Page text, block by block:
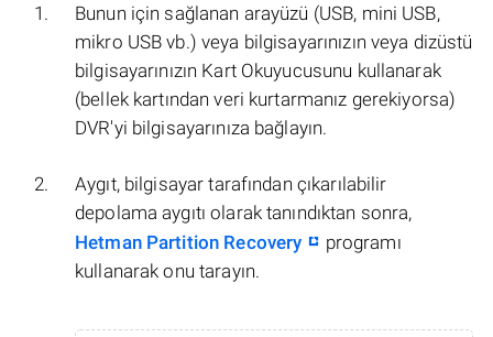
Bunun için sağlanan arayüzü (USB, mini USB,
mikro USB vb.) veya bilgisayarınızın veya dizüstü
bilgisayarınızın Kart Okuyucusunu kullanarak
(bellek kartından veri kurtarmanız gerekiyorsa)
DVR'yi bilgisayarınıza bağlayın.
Aygıt, bilgisayar tarafından çıkarılabilir
depolama aygıtı olarak tanındıktan sonra,
Hetman Partition Recovery
programı
kullanarak onu tarayın.